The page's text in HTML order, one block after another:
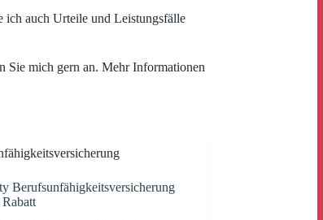
ich auch Urteile und Leistungsfälle
Sie mich gern an. Mehr Informationen
Berufsunfähigkeitsversicherung